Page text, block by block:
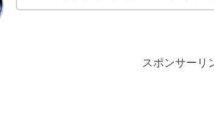
スポンサーリ